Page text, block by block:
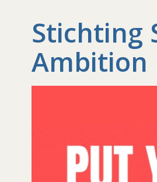
Stichting
Ambition